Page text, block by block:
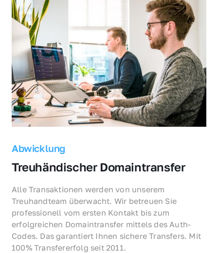
Abwicklung
Treuhändischer Domaintransfer
Alle Transaktionen werden von unserem
Treuhandteam überwacht. Wir betreuen Sie
professionell vom ersten Kontakt bis zum
erfolgreichen Domaintransfer mittels des Auth-
Codes. Das garantiert Ihnen sichere Transfers. Mit
100% Transfererfolg seit 2011.